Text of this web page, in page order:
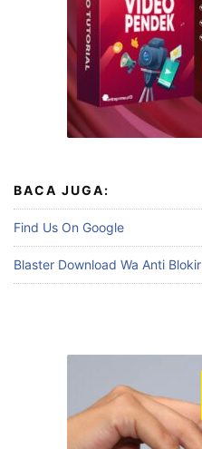
BACA JUGA:
Find Us On Google
Blaster Download Wa Anti Blokir